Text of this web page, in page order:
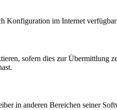
Konfiguration im Internet
sofern dies zur Übermittlung
in anderen Bereichen seiner